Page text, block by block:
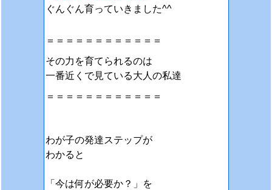
ぐんぐん育っていきました^^
＝＝＝＝＝＝＝＝＝＝＝＝
その力を育てられるのは
一番近くで見ている大人の私達
＝＝＝＝＝＝＝＝＝＝＝＝
わが子の発達ステップが
わかると
「今は何が必要か？」を